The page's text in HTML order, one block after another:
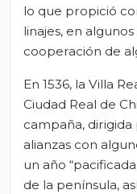
lo que propició
linajes, en
cooperación de
En 1536, la Villa
Ciudad Real de
campaña, dirigida
alianzas con
un año
de la península,